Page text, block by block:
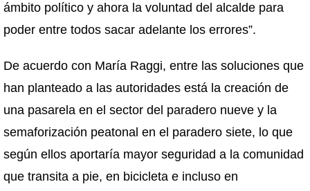
ámbito político y ahora la voluntad del alcalde para
poder entre todos sacar adelante los errores”.
De acuerdo con María Raggi, entre las soluciones que
han planteado a las autoridades está la creación de
una pasarela en el sector del paradero nueve y la
semaforización peatonal en el paradero siete, lo que
según ellos aportaría mayor seguridad a la comunidad
que transita a pie, en bicicleta e incluso en